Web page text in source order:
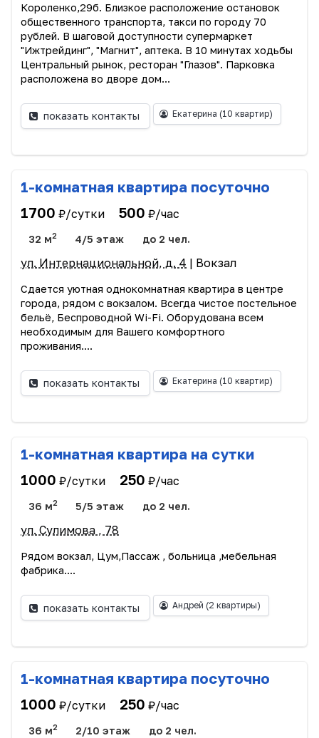
Короленко,29б. Близкое расположение остановок
общественного транспорта, такси по городу 70
рублей. В шаговой доступности супермаркет
"Ижтрейдинг", "Магнит", аптека. В 10 минутах ходьбы
Центральный рынок, ресторан "Глазов". Парковка
расположена во дворе дом...
показать контакты Екатерина (10 квартир)
1-комнатная квартира посуточно
1700 ₽/сутки 500 ₽/час
32 м2 4/5 этаж до 2 чел.
ул. Интернациональной, д. 4 | Вокзал
Сдается уютная однокомнатная квартира в центре
города, рядом с вокзалом. Всегда чистое постельное
бельё, Беспроводной Wi-Fi. Оборудована всем
необходимым для Вашего комфортного
проживания....
показать контакты Екатерина (10 квартир)
1-комнатная квартира на сутки
1000 ₽/сутки 250 ₽/час
36 м2 5/5 этаж до 2 чел.
ул. Сулимова , 78
Рядом вокзал, Цум,Пассаж , больница ,мебельная
фабрика....
показать контакты Андрей (2 квартиры)
1-комнатная квартира посуточно
1000 ₽/сутки 250 ₽/час
36 м2 2/10 этаж до 2 чел.